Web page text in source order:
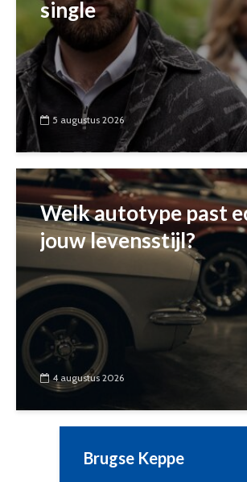
single
5 augustus 2026
Welk autotype past
jouw levensstijl?
4 augustus 2026
Brugse Keppe